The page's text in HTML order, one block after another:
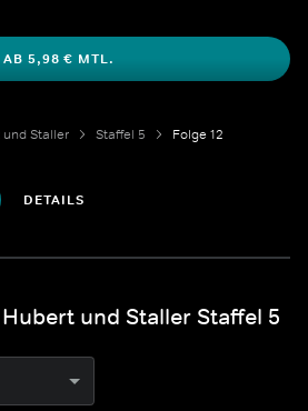
AB 5,98 € MTL.
und Staller Staffel 5 Folge 12
DETAILS
und Staller Staffel 5